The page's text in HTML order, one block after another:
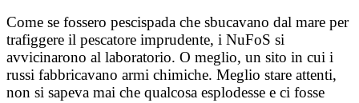
Come se fossero pescispada che sbucavano dal mare per
trafiggere il pescatore imprudente, i NuFoS si
avvicinarono al laboratorio. O meglio, un sito in cui i
russi fabbricavano armi chimiche. Meglio stare attenti,
non si sapeva mai che qualcosa esplodesse e ci fosse